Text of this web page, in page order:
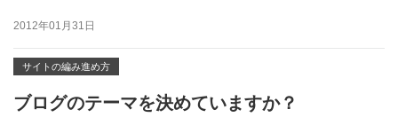
2012年01月31日
サイトの編み進め方
ブログのテーマを決めていますか？